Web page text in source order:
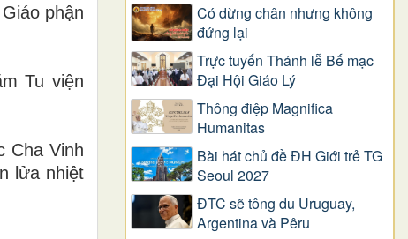
phận
Tu viện
Cha Vinh
lửa nhiệt
Có dừng chân nhưng không
đứng lại
Trực tuyến Thánh lễ Bế mạc
Đại Hội Giáo Lý
Thông điệp Magnifica
Humanitas
Bài hát chủ đề ĐH Giới trẻ TG
Seoul 2027
ĐTC sẽ tông du Uruguay,
Argentina và Pêru